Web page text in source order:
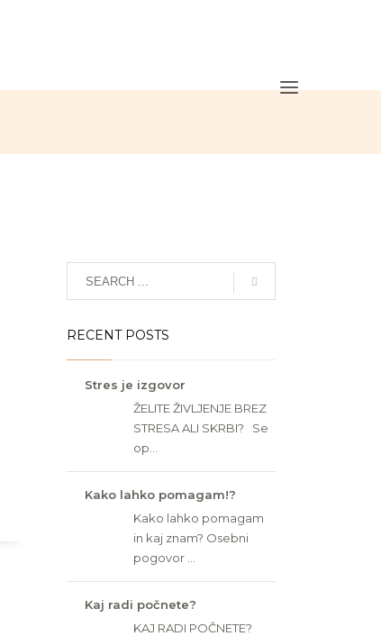
RECENT POSTS
Stres je izgovor
ŽELITE ŽIVLJENJE BREZ
STRESA ALI SKRBI? Se
op...
Kako lahko pomagam!?
Kako lahko pomagam
in kaj znam? Osebni
pogovor ...
Kaj radi počnete?
KAJ RADI POČNETE?